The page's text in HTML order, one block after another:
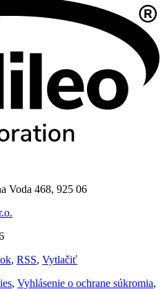
Voda 468, 925 06
, RSS, Vytlačiť
, Vyhlásenie o ochrane súkromia,